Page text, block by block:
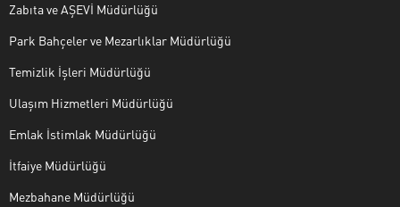
Zabıta ve AŞEVİ Müdürlüğü
Park Bahçeler ve Mezarlıklar Müdürlüğü
Temizlik İşleri Müdürlüğü
Ulaşım Hizmetleri Müdürlüğü
Emlak İstimlak Müdürlüğü
İtfaiye Müdürlüğü
Mezbahane Müdürlüğü